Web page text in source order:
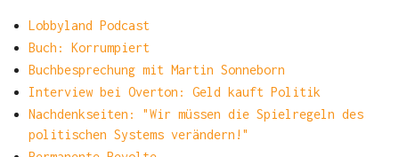
Lobbyland Podcast
Buch: Korrumpiert
Buchbesprechung mit Martin Sonneborn
Interview bei Overton: Geld kauft Politik
Nachdenkseiten: "Wir müssen die Spielregeln des
politischen Systems verändern!"